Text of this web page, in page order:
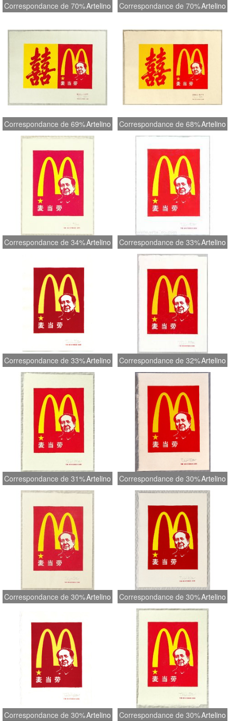
Correspondance de 70%Artelino Correspondance de 70%Artelino
Correspondance de 69%Artelino Correspondance de 68%Artelino
Correspondance de 34%Artelino Correspondance de 33%Artelino
Correspondance de 33%Artelino Correspondance de 32%Artelino
Correspondance de 31%Artelino Correspondance de 30%Artelino
Correspondance de 30%Artelino Correspondance de 30%Artelino
Correspondance de 30%Artelino Correspondance de 30%Artelino